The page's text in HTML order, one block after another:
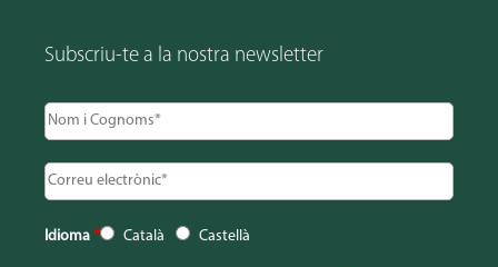
Subscriu-te a la nostra newsletter
Idioma * Català Castellà